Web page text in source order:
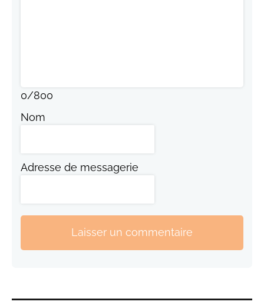
0/800
Nom
Adresse de messagerie
Laisser un commentaire